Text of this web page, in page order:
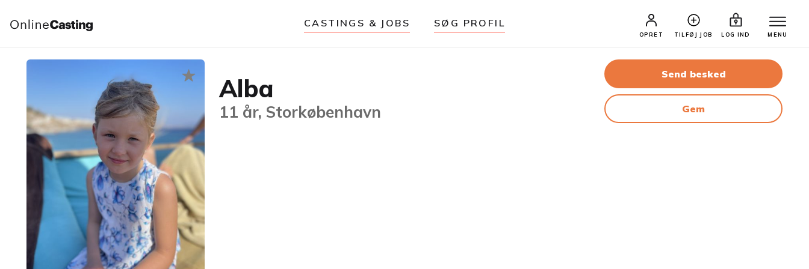
CASTINGS & JOBS SØG PROFIL
OPRET TILFØJ JOB LOG IND MENU
Alba
11 år, Storkøbenhavn
Send besked
Gem